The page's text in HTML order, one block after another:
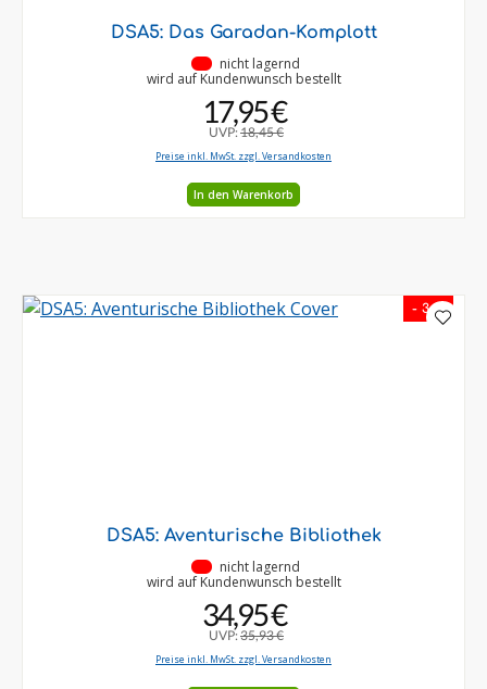
DSA5: Das Garadan-Komplott
nicht lagernd
wird auf Kundenwunsch bestellt
17,95 €
UVP: 18,45 €
Preise inkl. MwSt. zzgl. Versandkosten
In den Warenkorb
- 3 %
DSA5: Aventurische Bibliothek
nicht lagernd
wird auf Kundenwunsch bestellt
34,95 €
UVP:35,93 €
Preise inkl. MwSt. zzgl. Versandkosten